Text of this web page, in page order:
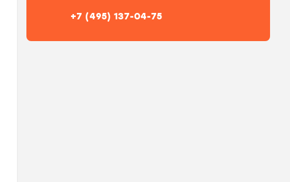
+7 (495) 137-04-75